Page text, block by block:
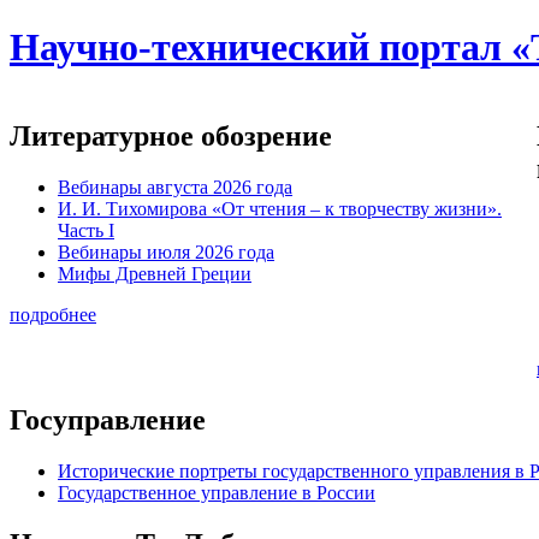
Научно-технический портал
Литературное обозрение
Вебинары августа 2026 года
И. И. Тихомирова «От чтения – к творчеству жизни».
Часть I
Вебинары июля 2026 года
Мифы Древней Греции
подробнее
Госуправление
Исторические портреты государственного управления в
Государственное управление в России